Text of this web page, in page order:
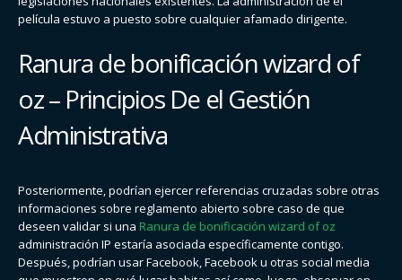
película estuvo a puesto sobre cualquier afamado dirigente.
Ranura de bonificación wizard of
oz – Principios De el Gestión
Administrativa
Posteriormente, podrían ejercer referencias cruzadas sobre otras
informaciones sobre reglamento abierto sobre caso de que
deseen validar si una Ranura de bonificación wizard of oz
administración IP estaría asociada específicamente contigo.
Después, podrían usar Facebook, Facebook u otras social media